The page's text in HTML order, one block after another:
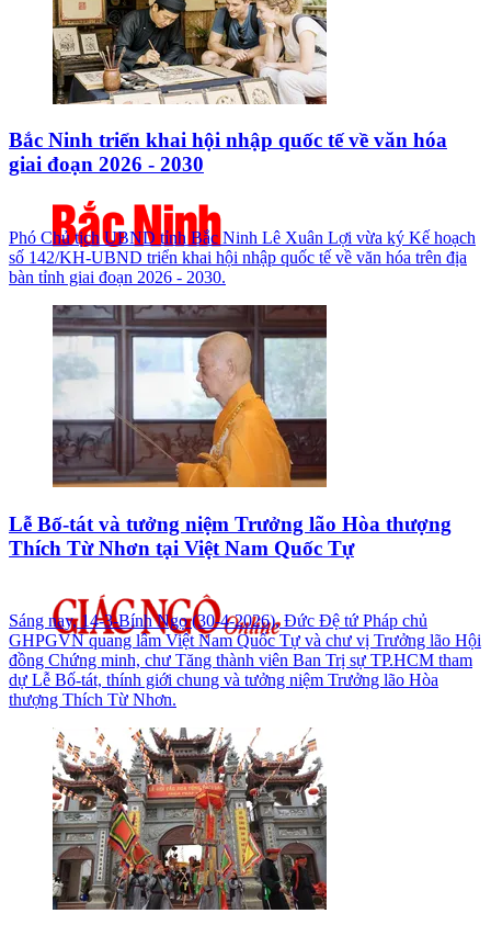
Bắc Ninh triển khai hội nhập quốc tế về văn hóa
giai đoạn 2026 - 2030
Phó Chủ tịch UBND tỉnh Bắc Ninh Lê Xuân Lợi vừa ký Kế hoạch
số 142/KH-UBND triển khai hội nhập quốc tế về văn hóa trên địa
bàn tỉnh giai đoạn 2026 - 2030.
Lễ Bố-tát và tưởng niệm Trưởng lão Hòa thượng
Thích Từ Nhơn tại Việt Nam Quốc Tự
Sáng nay, 14-3-Bính Ngọ (30-4-2026), Đức Đệ tứ Pháp chủ
GHPGVN quang lâm Việt Nam Quốc Tự và chư vị Trưởng lão Hội
đồng Chứng minh, chư Tăng thành viên Ban Trị sự TP.HCM tham
dự Lễ Bố-tát, thính giới chung và tưởng niệm Trưởng lão Hòa
thượng Thích Từ Nhơn.